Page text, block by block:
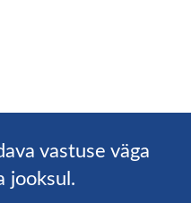
vastuse väga
jooksul.